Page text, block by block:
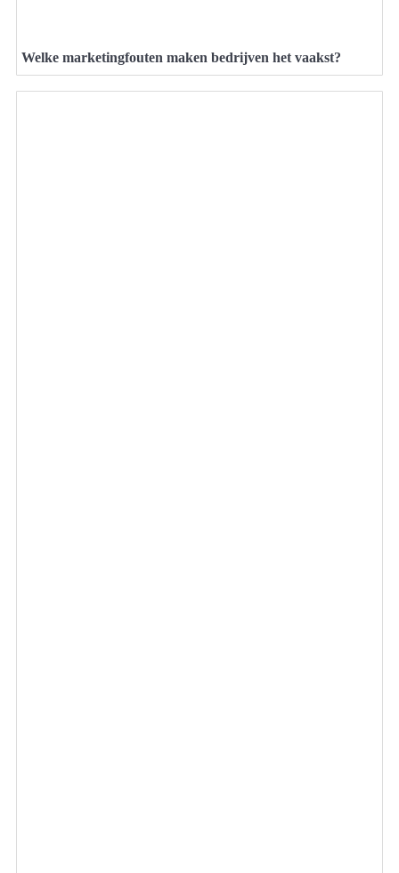
Welke marketingfouten maken bedrijven het vaakst?